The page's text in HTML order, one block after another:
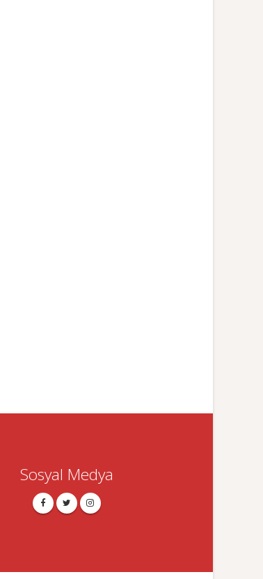
Sosyal Medya